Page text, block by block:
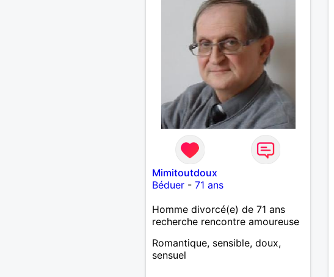
Mimitoutdoux
Béduer- 71 ans
Homme divorcé(e) de 71 ans
recherche rencontre amoureuse
Romantique, sensible, doux,
sensuel